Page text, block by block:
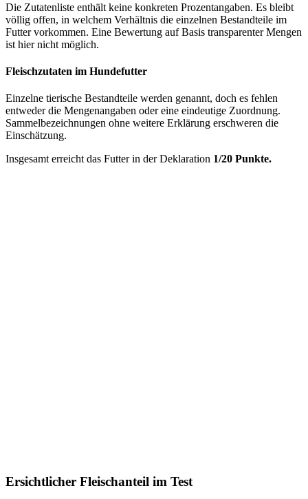
Die Zutatenliste enthält keine konkreten Prozentangaben. Es bleibt
völlig offen, in welchem Verhältnis die einzelnen Bestandteile im
Futter vorkommen. Eine Bewertung auf Basis transparenter Mengen
ist hier nicht möglich.
Fleischzutaten im Hundefutter
Einzelne tierische Bestandteile werden genannt, doch es fehlen
entweder die Mengenangaben oder eine eindeutige Zuordnung.
Sammelbezeichnungen ohne weitere Erklärung erschweren die
Einschätzung.
Insgesamt erreicht das Futter in der Deklaration 1/20 Punkte.
Ersichtlicher Fleischanteil im Test